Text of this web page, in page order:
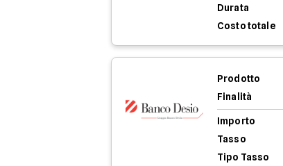
Durata
Costo totale
Prodotto
Finalità
Importo
Tasso
Tipo Tasso